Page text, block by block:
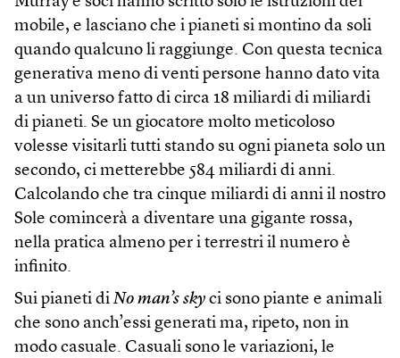
mobile, e lasciano che i pianeti si montino da soli
quando qualcuno li raggiunge. Con questa tecnica
generativa meno di venti persone hanno dato vita
a un universo fatto di circa 18 miliardi di miliardi
di pianeti. Se un giocatore molto meticoloso
volesse visitarli tutti stando su ogni pianeta solo un
secondo, ci metterebbe 584 miliardi di anni.
Calcolando che tra cinque miliardi di anni il nostro
Sole comincerà a diventare una gigante rossa,
nella pratica almeno per i terrestri il numero è
infinito.
Sui pianeti di No man’s sky ci sono piante e animali
che sono anch’essi generati ma, ripeto, non in
modo casuale. Casuali sono le variazioni, le